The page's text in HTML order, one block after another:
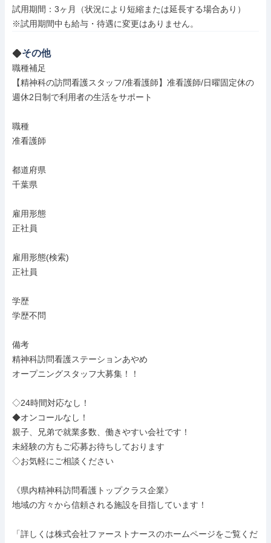
試用期間：3ヶ月（状況により短縮または延長する場合あり）
※試用期間中も給与・待遇に変更はありません。
その他
職種補足
【精神科の訪問看護スタッフ/准看護師】准看護師/日曜固定休の
週休2日制で利用者の生活をサポート
職種
准看護師
都道府県
千葉県
雇用形態
正社員
雇用形態(検索)
正社員
学歴
学歴不問
備考
精神科訪問看護ステーションあやめ
オープニングスタッフ大募集！！
◇24時間対応なし！
◆オンコールなし！
親子、兄弟で就業多数、働きやすい会社です！
未経験の方もご応募お待ちしております
◇お気軽にご相談ください
《県内精神科訪問看護トップクラス企業》
地域の方々から信頼される施設を目指しています！
「詳しくは株式会社ファーストナースのホームページをご覧くだ